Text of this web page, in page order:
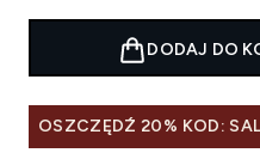
DODAJ DO
OSZCZĘDŹ 20% KOD: